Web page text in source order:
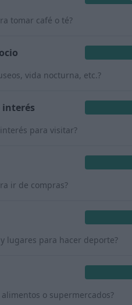
tomar café o té?
vida nocturna, etc.?
interés
para visitar?
ir de compras?
lugares para hacer deporte?
o supermercados?